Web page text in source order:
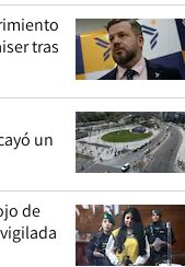
tras
un
de